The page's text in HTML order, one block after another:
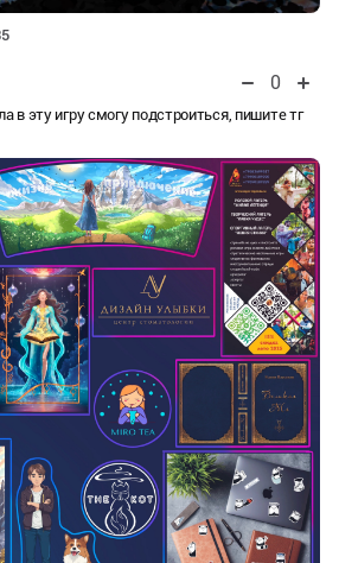
0
в эту игру смогу подстроиться, пишите тг